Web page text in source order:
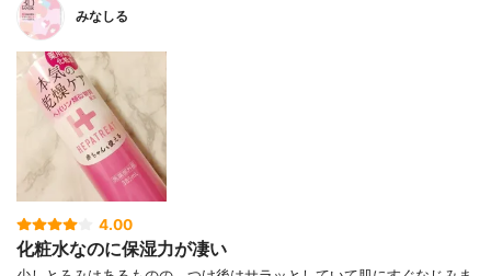
みなしる
4.00
化粧水なのに保湿力が凄い